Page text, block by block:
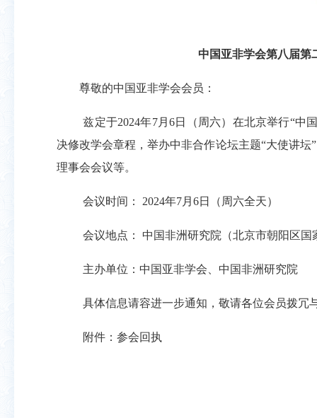
中国亚非学会第八届第
尊敬的中国亚非学会会员：
兹定于2024年7月6日（周六）在北京举行“中
决修改学会章程，举办中非合作论坛主题“大使讲坛
理事会会议等。
会议时间： 2024年7月6日（周六全天）
会议地点： 中国非洲研究院（北京市朝阳区国
主办单位：中国亚非学会、中国非洲研究院
具体信息请容进一步通知，敬请各位会员拨冗
附件：参会回执